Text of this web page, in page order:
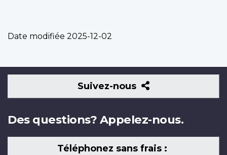
Date modifiée 2025-12-02
Suivez-nous
Suivez-
nous
Des questions? Appelez-nous.
Téléphonez sans frais :